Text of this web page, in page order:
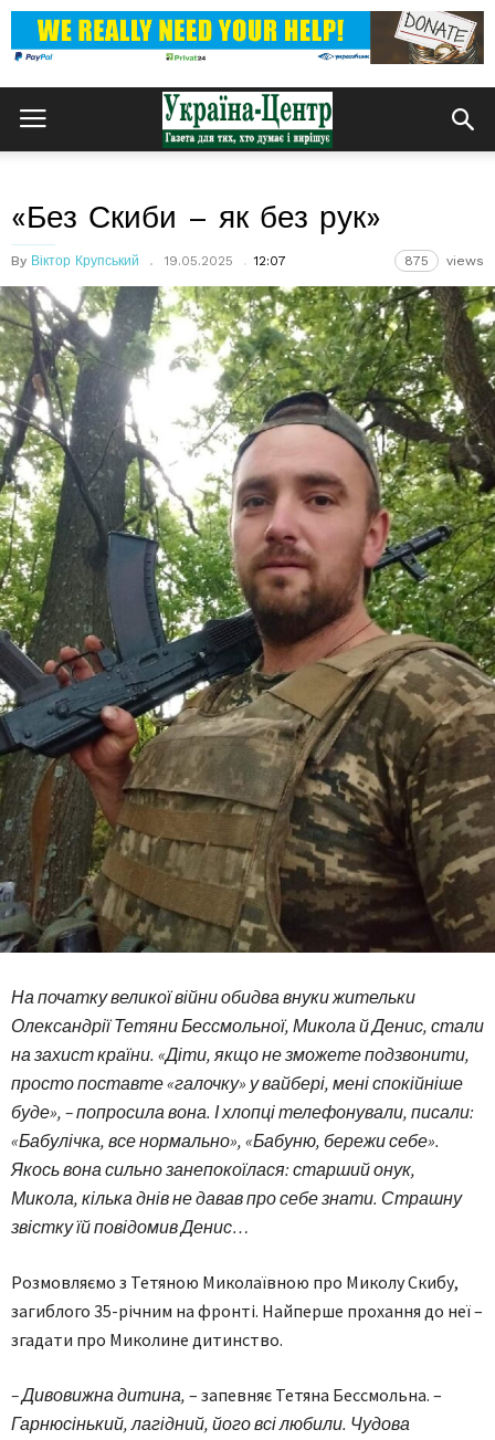
«Без Скиби – як без рук»
By Віктор Крупський 19.05.2025 12:07 875 views
На початку великої війни обидва внуки жительки
Олександрії Тетяни Бессмольної, Микола й Денис, стали
на захист країни. «Діти, якщо не зможете подзвонити,
просто поставте «галочку» у вайбері, мені спокійніше
буде», – попросила вона. І хлопці телефонували, писали:
«Бабулічка, все нормально», «Бабуню, бережи себе».
Якось вона сильно занепокоїлася: старший онук,
Микола, кілька днів не давав про себе знати. Страшну
звістку їй повідомив Денис…
Розмовляємо з Тетяною Миколаївною про Миколу Скибу,
загиблого 35-річним на фронті. Найперше прохання до неї –
згадати про Миколине дитинство.
– Дивовижна дитина, – запевняє Тетяна Бессмольна. –
Гарнюсінький, лагідний, його всі любили. Чудова